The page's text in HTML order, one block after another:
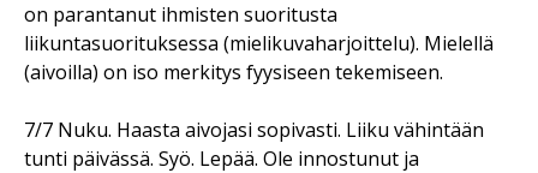
on parantanut ihmisten suoritusta
liikuntasuorituksessa (mielikuvaharjoittelu). Mielellä
(aivoilla) on iso merkitys fyysiseen tekemiseen.
7/7 Nuku. Haasta aivojasi sopivasti. Liiku vähintään
tunti päivässä. Syö. Lepää. Ole innostunut ja